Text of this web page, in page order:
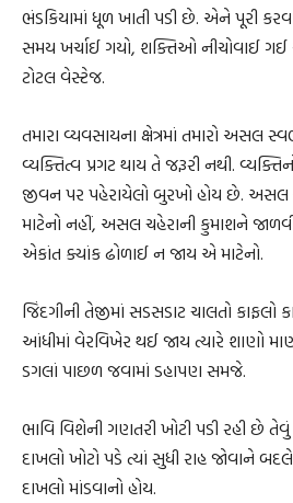
ભંડકિયામાં ધૂળ ખાતી પડી છે. એને પૂરી
સમય ખર્ચાઈ ગયો, શક્તિઓ નીચોવાઈ
ટોટલ વેસ્ટેજ.
તમારા વ્યવસાયના ક્ષેત્રમાં તમારો અસલ
વ્યક્તિત્વ પ્રગટ થાય તે જરૂરી નથી.
જીવન પર પહેરાયેલો બુરખો હોય છે. અસલ
માટેનો નહીં, અસલ ચહેરાની કુમાશને
એકાંત ક્યાંક ઢોળાઈ ન જાય એ માટેનો.
જિંદગીની તેજીમાં સડસડાટ ચાલતો કાફલો
આંધીમાં વેરવિખેર થઈ જાય ત્યારે શાણો
ડગલાં પાછળ જવામાં ડહાપણ સમજે.
ભાવિ વિશેની ગણતરી ખોટી પડી રહી છે
દાખલો ખોટો પડે ત્યાં સુધી રાહ જોવાને
દાખલો માંડવાનો હોય.